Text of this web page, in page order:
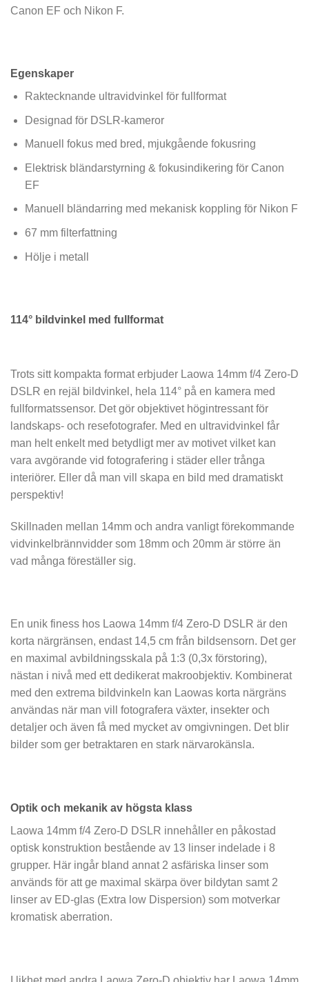
Canon EF och Nikon F.
Egenskaper
Raktecknande ultravidvinkel för fullformat
Designad för DSLR-kameror
Manuell fokus med bred, mjukgående fokusring
Elektrisk bländarstyrning & fokusindikering för Canon
EF
Manuell bländarring med mekanisk koppling för Nikon F
67 mm filterfattning
Hölje i metall
114° bildvinkel med fullformat
Trots sitt kompakta format erbjuder Laowa 14mm f/4 Zero-D
DSLR en rejäl bildvinkel, hela 114° på en kamera med
fullformatssensor. Det gör objektivet högintressant för
landskaps- och resefotografer. Med en ultravidvinkel får
man helt enkelt med betydligt mer av motivet vilket kan
vara avgörande vid fotografering i städer eller trånga
interiörer. Eller då man vill skapa en bild med dramatiskt
perspektiv!
Skillnaden mellan 14mm och andra vanligt förekommande
vidvinkelbrännvidder som 18mm och 20mm är större än
vad många föreställer sig.
En unik finess hos Laowa 14mm f/4 Zero-D DSLR är den
korta närgränsen, endast 14,5 cm från bildsensorn. Det ger
en maximal avbildningsskala på 1:3 (0,3x förstoring),
nästan i nivå med ett dedikerat makroobjektiv. Kombinerat
med den extrema bildvinkeln kan Laowas korta närgräns
användas när man vill fotografera växter, insekter och
detaljer och även få med mycket av omgivningen. Det blir
bilder som ger betraktaren en stark närvarokänsla.
Optik och mekanik av högsta klass
Laowa 14mm f/4 Zero-D DSLR innehåller en påkostad
optisk konstruktion bestående av 13 linser indelade i 8
grupper. Här ingår bland annat 2 asfäriska linser som
används för att ge maximal skärpa över bildytan samt 2
linser av ED-glas (Extra low Dispersion) som motverkar
kromatisk aberration.